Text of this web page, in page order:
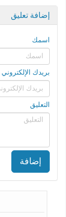
إضافة تعليق
اسمك
بريدك الإلكتروني
التعليق
إضافة